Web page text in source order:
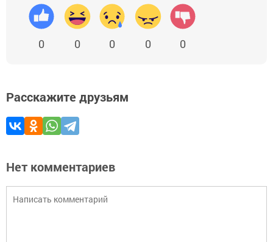
0 0 0 0 0
Расскажите друзьям
Нет комментариев